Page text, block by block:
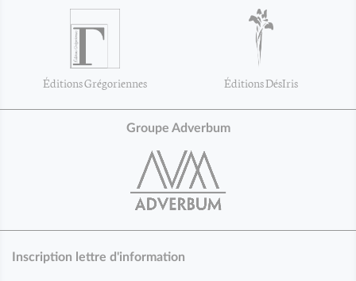
Éditions Grégoriennes Éditions DésIris
Groupe Adverbum
Inscription lettre d'information